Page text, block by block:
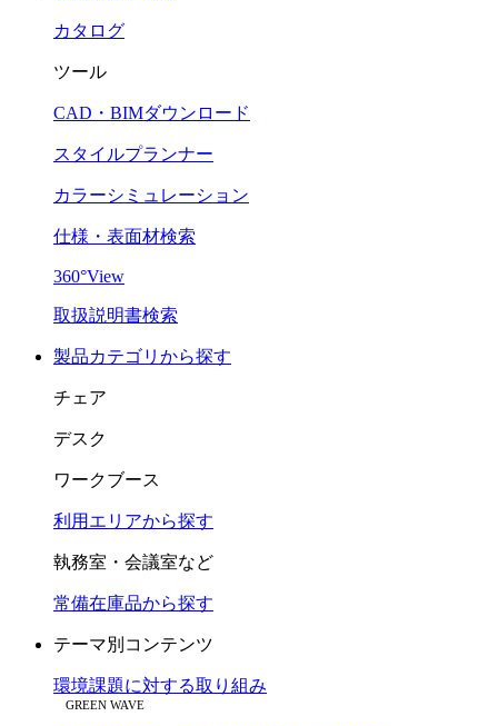
カタログ
ツール
CAD・BIMダウンロード
スタイルプランナー
カラーシミュレーション
仕様・表面材検索
360°View
取扱説明書検索
製品カテゴリから探す
チェア
デスク
ワークブース
利用エリアから探す
執務室・会議室など
常備在庫品から探す
テーマ別コンテンツ
環境課題に対する取り組み
GREEN WAVE